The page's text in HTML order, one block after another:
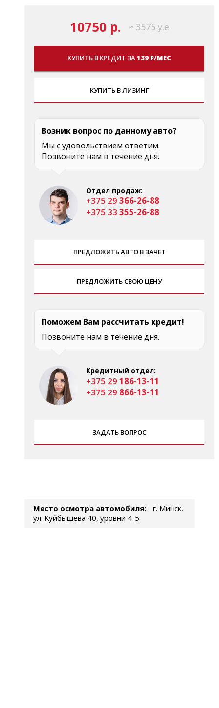
10750 р. ≈ 3575 у.е
КУПИТЬ В КРЕДИТ ЗА 139 Р/МЕС
КУПИТЬ В ЛИЗИНГ
Возник вопрос по данному авто?
Мы с удовольствием ответим.
Позвоните нам в течение дня.
Отдел продаж:
+375 29 366-26-88
+375 33 355-26-88
ПРЕДЛОЖИТЬ АВТО В ЗАЧЕТ
ПРЕДЛОЖИТЬ СВОЮ ЦЕНУ
Поможем Вам рассчитать кредит!
Позвоните нам в течение дня.
Кредитный отдел:
+375 29 186-13-11
+375 29 866-13-11
ЗАДАТЬ ВОПРОС
Место осмотра автомобиля:
г. Минск,
ул. Куйбышева 40, уровни 4-5